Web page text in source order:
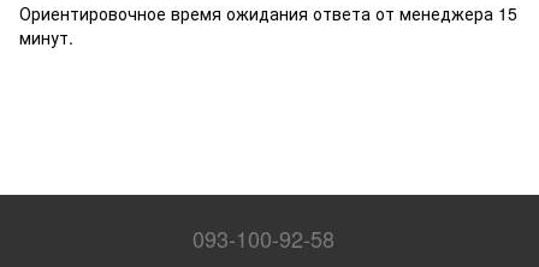
Ориентировочное время ожидания ответа от менеджера 15
минут.
093-100-92-58